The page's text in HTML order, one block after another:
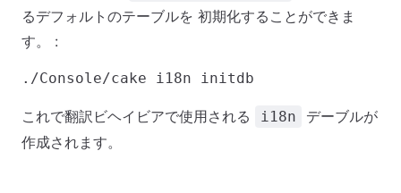
るデフォルトのテーブルを 初期化することができま
す。 :
これで翻訳ビヘイビアで使用される i18n
デーブルが
作成されます。